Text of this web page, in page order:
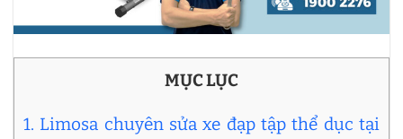
MỤC LỤC
1. Limosa chuyên sửa xe đạp tập thể dục tại